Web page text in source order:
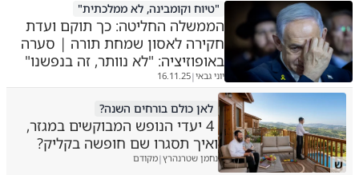
"טיוח וקומבינה, לא ממלכתית"
הממשלה החליטה: כך תוקם ועדת
חקירה לאסון שמחת תורה | סערה
באופוזיציה: "לא נוותר, זה בנפשנו"
יוני גבאי|
16.11.25
ש
לאן כולם בורחים השנה?
4 יעדי הנופש המבוקשים במגזר,
ואיך תסגרו שם חופשה בקליק?
נחמן שטרנהרץ|מקודם